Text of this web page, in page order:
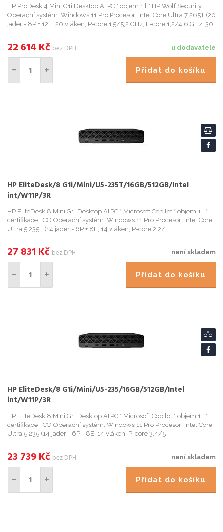
HP ProDesk 4 Mini G1i Desktop AI PC * objem 1 l * HP Wolf Security
Operační systém: Windows 11 Pro Procesor: Intel Core Ultra 7 265T (20
jader - 8P + 12E, 20 vláken, P-core 1,5/5,2 GHz, E-core 1,2/4,6 GHz, 30
u dodavatele
22 614 Kč bez DPH
Přidat do košíku
HP EliteDesk/8 G1i/Mini/U5-235T/16GB/512GB/Intel
int/W11P/3R
HP EliteDesk 8 Mini G1i Desktop AI PC * Microsoft Copilot * objem 1 l *
certifikace TCO Operační systém: Windows 11 Pro Procesor: Intel Core
Ultra 5 235T (14 jader - 6P + 8E, 14 vláken, P-core 2,2/
není skladem
27 831 Kč bez DPH
Přidat do košíku
HP EliteDesk/8 G1i/Mini/U5-235/16GB/512GB/Intel
int/W11P/3R
HP EliteDesk 8 Mini G1i Desktop AI PC * Microsoft Copilot * objem 1 l *
certifikace TCO Operační systém: Windows 11 Pro Procesor: Intel Core
Ultra 5 235 (14 jader - 6P + 8E, 14 vláken, P-core 3,4/5
není skladem
23 739Kč bez DPH
Přidat do košíku